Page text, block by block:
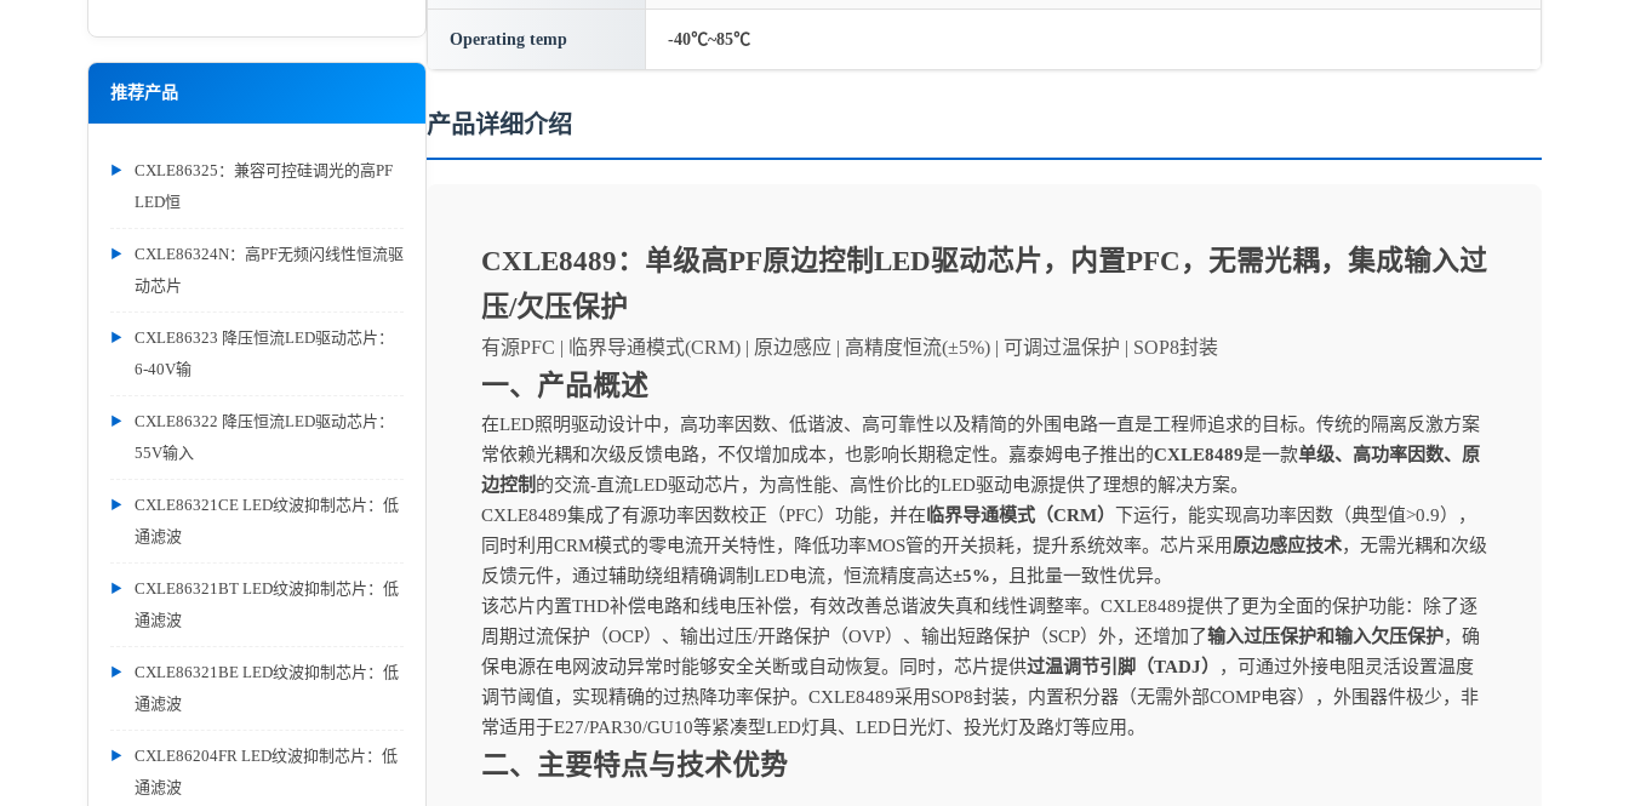
推荐产品
CXLE86325：兼容可控硅调光的高PF
LED恒
CXLE86324N：高PF无频闪线性恒流驱
动芯片
CXLE86323 降压恒流LED驱动芯片：
6-40V输
CXLE86322 降压恒流LED驱动芯片：
55V输入
CXLE86321CE LED纹波抑制芯片：低
通滤波
CXLE86321BT LED纹波抑制芯片：低
通滤波
CXLE86321BE LED纹波抑制芯片：低
通滤波
CXLE86204FR LED纹波抑制芯片：低
通滤波
Operating temp -40℃~85℃
产品详细介绍
CXLE8489：单级高PF原边控制LED驱动芯片，内置PFC，无需光耦，集成输入过
压/欠压保护
有源PFC | 临界导通模式(CRM) | 原边感应 | 高精度恒流(±5%) | 可调过温保护 | SOP8封装
一、产品概述
在LED照明驱动设计中，高功率因数、低谐波、高可靠性以及精简的外围电路一直是工程师追求的目标。传统的隔离反激方案
常依赖光耦和次级反馈电路，不仅增加成本，也影响长期稳定性。嘉泰姆电子推出的CXLE8489是一款单级、高功率因数、原
边控制 的交流-直流LED驱动芯片，为高性能、高性价比的LED驱动电源提供了理想的解决方案。
CXLE8489集成了有源功率因数校正（PFC）功能，并在 临界导通模式（CRM）
下运行，能实现高功率因数（典型值>0.9），
同时利用CRM模式的零电流开关特性，降低功率MOS管的开关损耗，提升系统效率。芯片采用原边感应技术，无需光耦和次级
反馈元件，通过辅助绕组精确调制LED电流，恒流精度高达±5%，且批量一致性优异。
该芯片内置THD补偿电路和线电压补偿，有效改善总谐波失真和线性调整率。CXLE8489提供了更为全面的保护功能：除了逐
周期过流保护（OCP）、输出过压/开路保护（OVP）、输出短路保护（SCP）外，还增加了输入过压保护和输入欠压保护，确
保电源在电网波动异常时能够安全关断或自动恢复。同时，芯片提供过温调节引脚（TADJ）
，可通过外接电阻灵活设置温度
调节阈值，实现精确的过热降功率保护。CXLE8489采用SOP8封装，内置积分器（无需外部COMP电容），外围器件极少，非
常适用于E27/PAR30/GU10等紧凑型LED灯具、LED日光灯、投光灯及路灯等应用。
二、主要特点与技术优势